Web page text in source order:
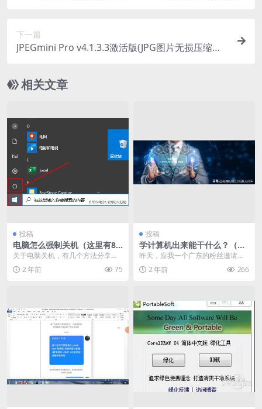
下一篇
JPEGmini Pro v4.1.3.3激活版(JPG图片无损压缩工
相关文章
投稿
电脑怎么强制关机（这里有8
个方法分享给大家）
关于电脑关机，有几个方法分享给
大家！ 一、开始-关机。 大部分人
的做法，也是最简...
2 年前 75
投稿
学计算机出来能干什么？（计
算机专业如何就业）
昨天，应我一个广东的粉丝邀请，
和他通电话了！这个粉丝告诉我，
他知道计算机行业，工...
2 年前 266